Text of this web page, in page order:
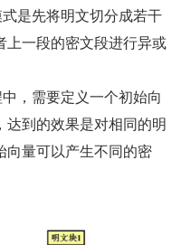
是先将明文切分成若干
上一段的密文段进行异或
，需要定义一个初始向
到的效果是对相同的明
向量可以产生不同的密